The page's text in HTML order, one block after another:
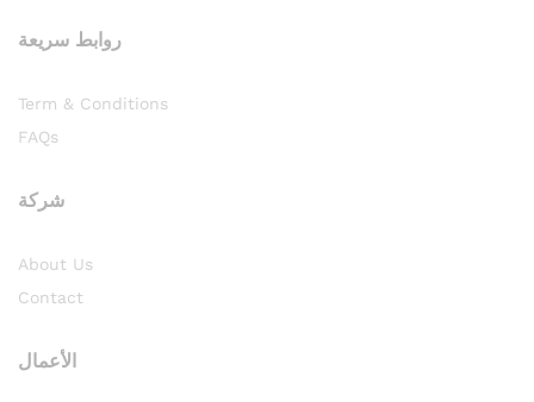
روابط سريعة
Term & Conditions
FAQs
شركة
About Us
Contact
الأعمال